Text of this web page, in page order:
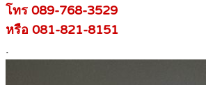
โทร 089-768-3529
หรือ 081-821-8151
.